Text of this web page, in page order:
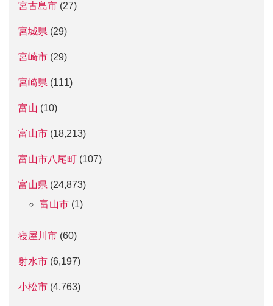
宮古島市 (27)
宮城県 (29)
宮崎市 (29)
宮崎県 (111)
富山 (10)
富山市 (18,213)
富山市八尾町 (107)
富山県 (24,873)
富山市 (1)
寝屋川市 (60)
射水市 (6,197)
小松市 (4,763)